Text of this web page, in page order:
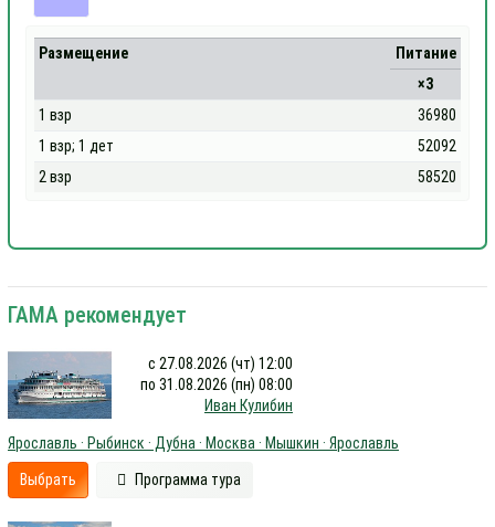
Размещение
Питание
×3
1 взр
36980
1 взр; 1 дет
52092
2 взр
58520
ГАМА рекомендует
с 27.08.2026 (чт) 12:00
по 31.08.2026 (пн) 08:00
Иван Кулибин
Ярославль · Рыбинск · Дубна · Москва · Мышкин · Ярославль
Выбрать Программа тура